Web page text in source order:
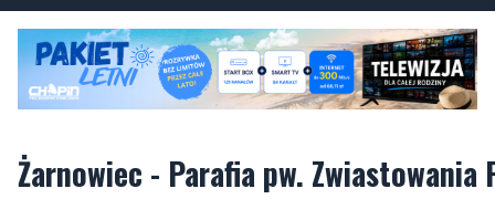
Żarnowiec - Parafia pw. Zwiastowania